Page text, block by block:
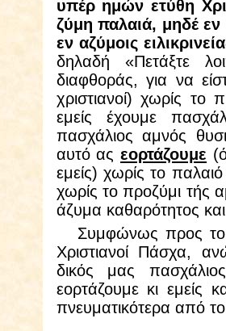
υπέρ ημών ετύθη
ζύμη παλαιά, μηδέ εν
εν αζύμοις
δηλαδή «Πετάξτε
διαφθοράς, για να
χριστιανοί) χωρίς το
εμείς έχουμε
πασχάλιος αμνός
αυτό αςεορτάζουμε
εμείς) χωρίς το
χωρίς το προζύμι τής
άζυμα καθαρότητος
Συμφώνως προς το
Χριστιανοί Πάσχα,
δικός μας
εορτάζουμε κι εμείς
πνευματικότερα από